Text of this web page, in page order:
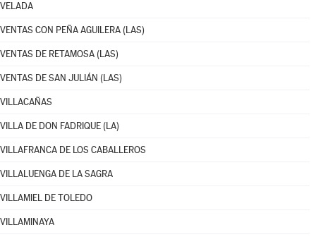
VELADA
VENTAS CON PEÑA AGUILERA (LAS)
VENTAS DE RETAMOSA (LAS)
VENTAS DE SAN JULIÁN (LAS)
VILLACAÑAS
VILLA DE DON FADRIQUE (LA)
VILLAFRANCA DE LOS CABALLEROS
VILLALUENGA DE LA SAGRA
VILLAMIEL DE TOLEDO
VILLAMINAYA